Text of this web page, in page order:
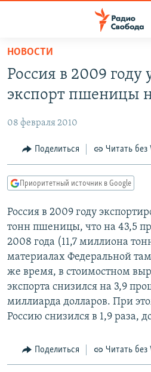
упрощенного
доступа
основному
Вернутся
главной
навигации
Вернутся
поиску
АВТОРСКИЕ ПРОЕКТЫ
ЦИТАТЫ СВОБОДЫ
МНЕНИЯ
IDEL.РЕАЛИИ
КАВКАЗ.РЕАЛИИ
СЕВЕР.РЕАЛИИ
СИБИРЬ.РЕАЛИИ
РАСПИСАНИЕ ВЕЩАНИЯ
ПОДПИШИТЕСЬ НА
НОВОСТИ
Россия в 2009 году
экспорт пшеницы
08 февраля 2010
Поделиться Читать без
Приоритетный источник в Google
Россия в 2009 году
тонн пшеницы, что на 43,5
2008 года (11,7 миллиона
материалах Федеральной
же время, в стоимостном
экспорта снизился на 3,9
миллиарда долларов. При
Россию снизился в 1,9 раза,
Поделиться Читать без